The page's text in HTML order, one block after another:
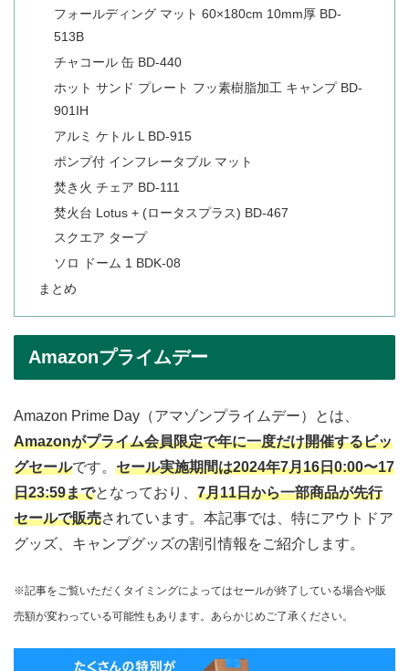
フォールディング マット 60×180cm 10mm厚 BD-
513B
チャコール 缶 BD-440
ホット サンド プレート フッ素樹脂加工 キャンプ BD-
901IH
アルミ ケトル L BD-915
ポンプ付 インフレータブル マット
焚き火 チェア BD-111
焚火台 Lotus + (ロータスプラス) BD-467
スクエア タープ
ソロ ドーム 1 BDK-08
まとめ
Amazonプライムデー
Amazon Prime Day（アマゾンプライムデー）とは、
Amazonがプライム会員限定で年に一度だけ開催するビッ
グセールです。 セール実施期間は2024年7月16日0:00〜17
日23:59までとなっており、 7月11日から一部商品が先行
セールで販売されています。本記事では、特にアウトドア
グッズ、キャンプグッズの割引情報をご紹介します。
※記事をご覧いただくタイミングによってはセールが終了している場合や販
売額が変わっている可能性もあります。あらかじめご了承ください。